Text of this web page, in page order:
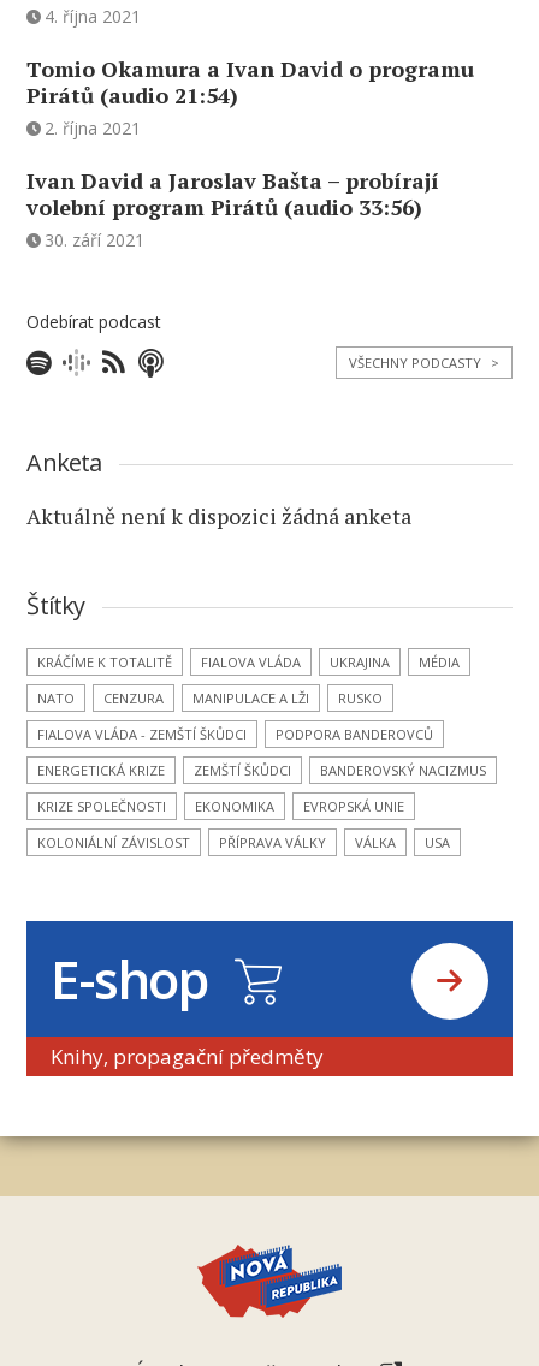
4. října 2021
Tomio Okamura a Ivan David o programu
Pirátů (audio 21:54)
2. října 2021
Ivan David a Jaroslav Bašta – probírají
volební program Pirátů (audio 33:56)
30. září 2021
Odebírat podcast
VŠECHNY PODCASTY >
Anketa
Aktuálně není k dispozici žádná anketa
Štítky
KRÁČÍME K TOTALITĚ FIALOVA VLÁDA UKRAJINA
MÉDIA
NATO
CENZURA MANIPULACE A LŽI
RUSKO
FIALOVA VLÁDA - ZEMŠTÍ ŠKŮDCI
PODPORA BANDEROVCŮ
ENERGETICKÁ KRIZE
ZEMŠTÍ ŠKŮDCI
BANDEROVSKÝ NACIZMUS
KRIZE SPOLEČNOSTI
EKONOMIKA
EVROPSKÁ UNIE
KOLONIÁLNÍ ZÁVISLOST
PŘÍPRAVA VÁLKY VÁLKA USA
E-shop
Knihy, propagační předměty